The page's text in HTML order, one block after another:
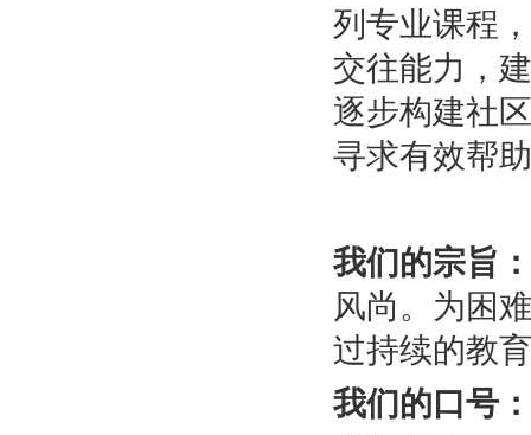
列专业课程
交往能力，
逐步构建社
寻求有效帮
我们的宗旨：
风尚。为困
过持续的教
我们的口号：